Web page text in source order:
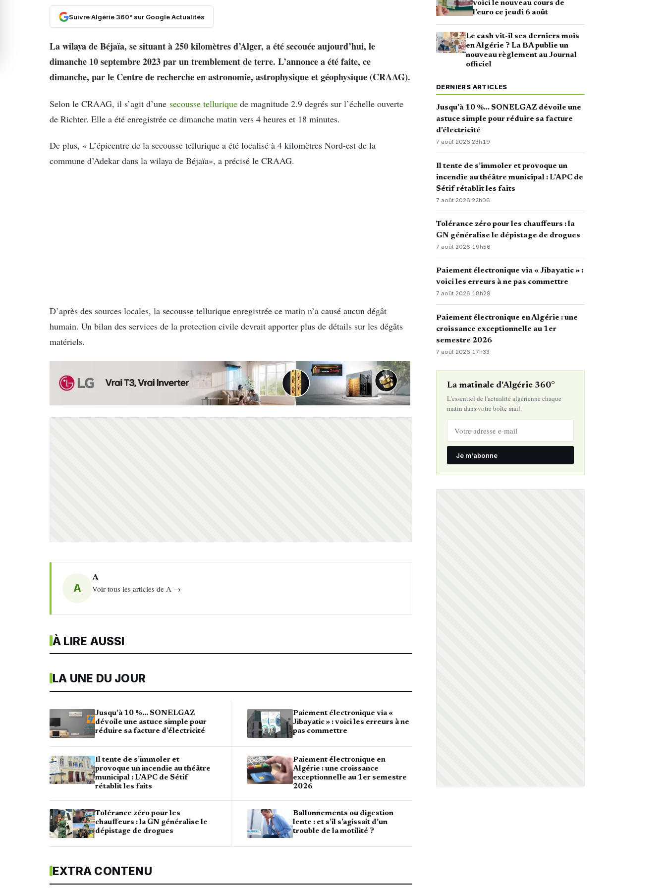
Suivre Algérie 360° sur Google Actualités
La wilaya de Béjaïa, se situant à 250 kilomètres d’Alger, a été secouée aujourd’hui, le
dimanche 10 septembre 2023 par un tremblement de terre. L’annonce a été faite, ce
dimanche, par le Centre de recherche en astronomie, astrophysique et géophysique (CRAAG).
Selon le CRAAG, il s’agit d’une secousse tellurique de magnitude 2.9 degrés sur l’échelle ouverte
de Richter. Elle a été enregistrée ce dimanche matin vers 4 heures et 18 minutes.
De plus, « L’épicentre de la secousse tellurique a été localisé à 4 kilomètres Nord-est de la
commune d’Adekar dans la wilaya de Béjaïa», a précisé le CRAAG.
D’après des sources locales, la secousse tellurique enregistrée ce matin n’a causé aucun dégât
humain. Un bilan des services de la protection civile devrait apporter plus de détails sur les dégâts
matériels.
A
A
Voir tous les articles de A →
À LIRE AUSSI
LA UNE DU JOUR
Jusqu’à 10 %… SONELGAZ
dévoile une astuce simple pour
réduire sa facture d’électricité
Il tente de s’immoler et
provoque un incendie au théâtre
municipal : L’APC de Sétif
rétablit les faits
Tolérance zéro pour les
chauffeurs : la GN généralise le
dépistage de drogues
Paiement électronique via «
Jibayatic » : voici les erreurs à ne
pas commettre
Paiement électronique en
Algérie : une croissance
exceptionnelle au 1er semestre
2026
Ballonnements ou digestion
lente : et s’il s’agissait d’un
trouble de la motilité ?
EXTRA CONTENU
voici le nouveau cours de
l’euro ce jeudi 6 août
Le cash vit-il ses derniers mois
en Algérie ? La BA publie un
nouveau règlement au Journal
officiel
DERNIERS ARTICLES
Jusqu’à 10 %… SONELGAZ dévoile une
astuce simple pour réduire sa facture
d’électricité
7 août 2026·23h19
Il tente de s’immoler et provoque un
incendie au théâtre municipal : L’APC de
Sétif rétablit les faits
7 août 2026·22h06
Tolérance zéro pour les chauffeurs : la
GN généralise le dépistage de drogues
7 août 2026·19h56
Paiement électronique via « Jibayatic » :
voici les erreurs à ne pas commettre
7 août 2026·18h29
Paiement électronique en Algérie : une
croissance exceptionnelle au 1er
semestre 2026
7 août 2026· 17h33
La matinale d'Algérie 360°
L'essentiel de l'actualité algérienne chaque
matin dans votre boîte mail.
Je m'abonne